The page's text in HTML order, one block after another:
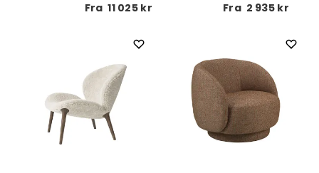
Fra 11 025 kr Fra 2 935 kr